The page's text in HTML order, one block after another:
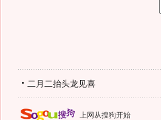
二月二抬头龙见喜
上网从搜狗开始